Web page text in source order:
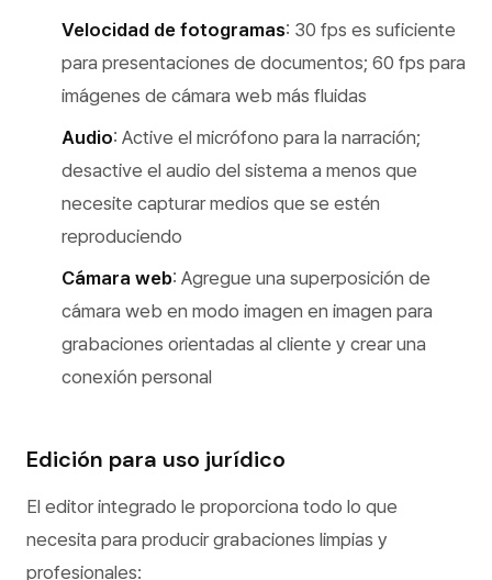
Velocidad de fotogramas: 30 fps es suficiente
para presentaciones de documentos; 60 fps para
imágenes de cámara web más fluidas
Audio: Active el micrófono para la narración;
desactive el audio del sistema a menos que
necesite capturar medios que se estén
reproduciendo
Cámara web: Agregue una superposición de
cámara web en modo imagen en imagen para
grabaciones orientadas al cliente y crear una
conexión personal
Edición para uso jurídico
El editor integrado le proporciona todo lo que
necesita para producir grabaciones limpias y
profesionales: